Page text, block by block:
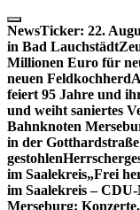
Skip
to
content
NewsTicker: 22.
in Bad Lauchstädt
Millionen Euro für
neuen Feldkochherd
feiert 95 Jahre und
und weiht saniertes
Bahnknoten
in der
gestohlen
im Saalekreis„Frei
im Saalekreis –
Merseburg: